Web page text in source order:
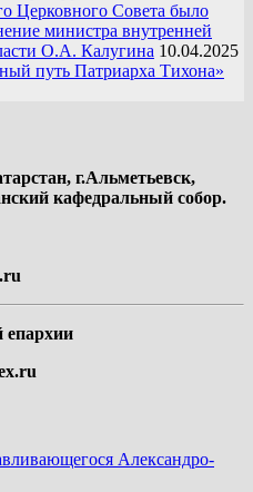
Церковного Совета было
министра внутренней
О.А. Калугина 10.04.2025
путь Патриарха Тихона»
г.Альметьевск,
кафедральный собор.
епархии